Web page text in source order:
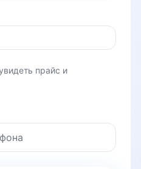
прайс и